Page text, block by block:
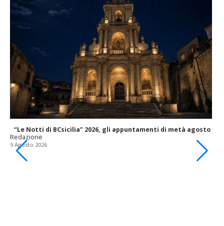
“Le Notti di BCsicilia” 2026, gli appuntamenti di metà agosto
Redazione
9 Agosto 2026